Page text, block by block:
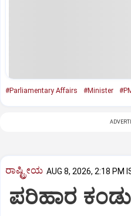
#Parliamentary Affairs #Minister
ರಾಷ್ಟ್ರೀಯ AUG 8, 2026, 2:18 PM
ಪರಿಹಾರ